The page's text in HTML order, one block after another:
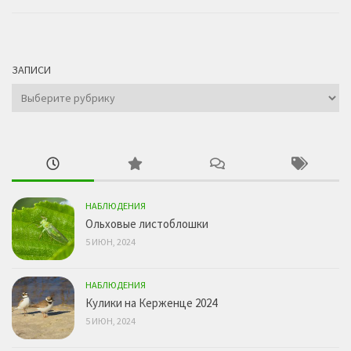
ЗАПИСИ
Записи
НАБЛЮДЕНИЯ
Ольховые листоблошки
5 ИЮН, 2024
НАБЛЮДЕНИЯ
Кулики на Керженце 2024
5 ИЮН, 2024